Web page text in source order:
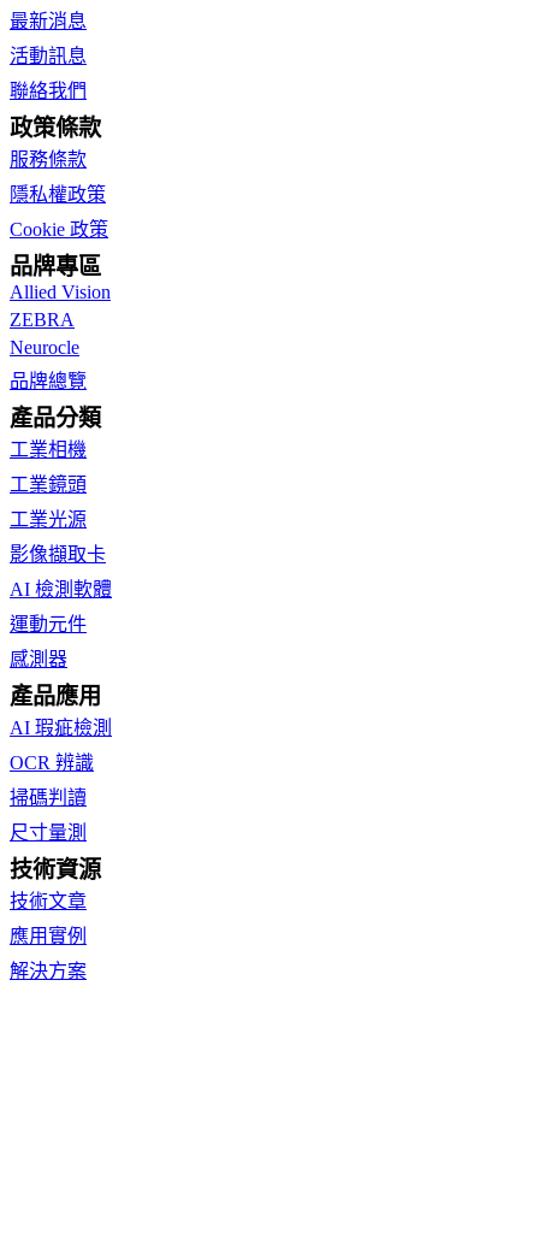
最新消息
活動訊息
聯絡我們
政策條款
服務條款
隱私權政策
Cookie 政策
品牌專區
Allied Vision
ZEBRA
Neurocle
品牌總覽
產品分類
工業相機
工業鏡頭
工業光源
影像擷取卡
AI 檢測軟體
運動元件
感測器
產品應用
AI 瑕疵檢測
OCR 辨識
掃碼判讀
尺寸量測
技術資源
技術文章
應用實例
解決方案